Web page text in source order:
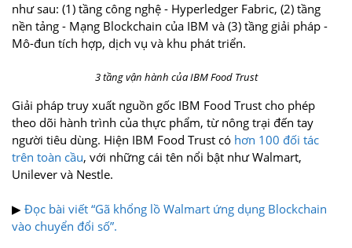
như sau: (1) tầng công nghệ - Hyperledger Fabric, (2) tầng
nền tảng - Mạng Blockchain của IBM và (3) tầng giải pháp -
Mô-đun tích hợp, dịch vụ và khu phát triển.
3 tầng vận hành của IBM Food Trust
Giải pháp truy xuất nguồn gốc IBM Food Trust cho phép
theo dõi hành trình của thực phẩm, từ nông trại đến tay
người tiêu dùng. Hiện IBM Food Trust có hơn 100 đối tác
trên toàn cầu, với những cái tên nổi bật như Walmart,
Unilever và Nestle.
▶ Đọc bài viết “Gã khổng lồ Walmart ứng dụng Blockchain
vào chuyển đổi số”.